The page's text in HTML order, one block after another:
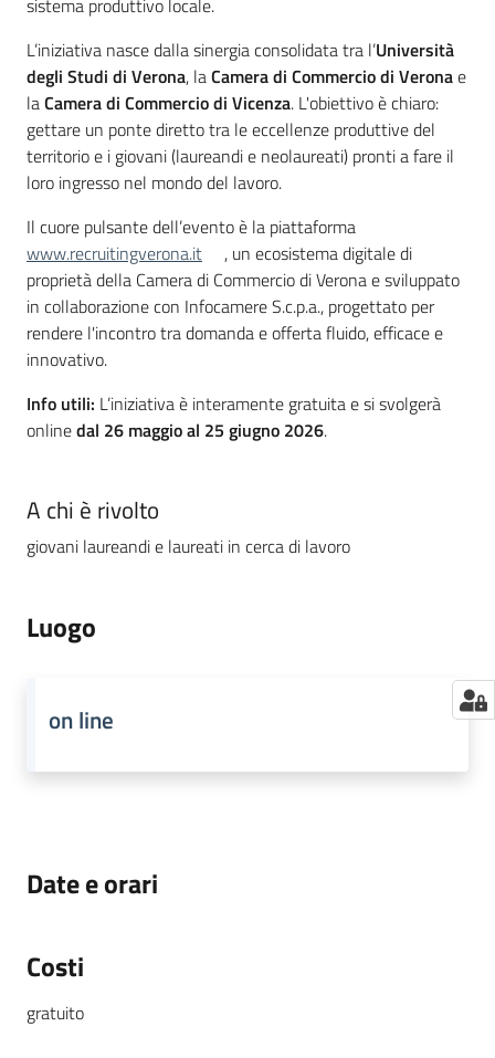
Camera
Seguici
su
sistema produttivo locale.
L’iniziativa nasce dalla sinergia consolidata tra l’Università
degli Studi di Verona, laCamera di Commercio di Veronae
laCamera di Commercio di Vicenza. L'obiettivo è chiaro:
gettare un ponte diretto tra le eccellenze produttive del
territorio e i giovani (laureandi e neolaureati) pronti a fare il
loro ingresso nel mondo del lavoro.
Il cuore pulsante dell’evento è la piattaforma
www.recruitingverona.it
, un ecosistema digitale di
proprietà della Camera di Commercio di Verona e sviluppato
in collaborazione con Infocamere S.c.p.a., progettato per
rendere l'incontro tra domanda e offerta fluido, efficace e
innovativo.
Info utili: L’iniziativa è interamente gratuita e si svolgerà
onlinedal 26 maggio al 25 giugno 2026.
A chi è rivolto
giovani laureandi e laureati in cerca di lavoro
Luogo
on line
Date e orari
Costi
gratuito